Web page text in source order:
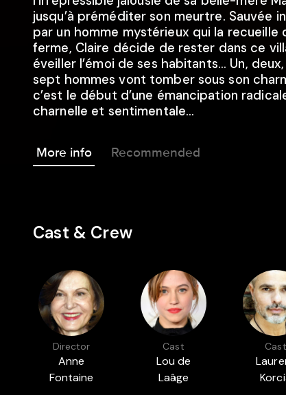
jusqu’à préméditer son meurtre. Sauvée
par un homme mystérieux qui la recueille
ferme, Claire décide de rester dans ce
éveiller l’émoi de ses habitants... Un,
sept hommes vont tomber sous son
c’est le début d’une émancipation
charnelle et sentimentale…
More info Recommended
Cast & Crew
Director
Anne
Fontaine
Cast
Lou de
Laâge
Cast